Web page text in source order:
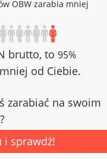
OBW zarabia mniej
brutto, to 95%
od Ciebie.
zarabiać na swoim
i sprawdź!